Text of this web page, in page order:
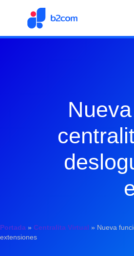
Portada » Centralita Virtual » Nueva
extensiones